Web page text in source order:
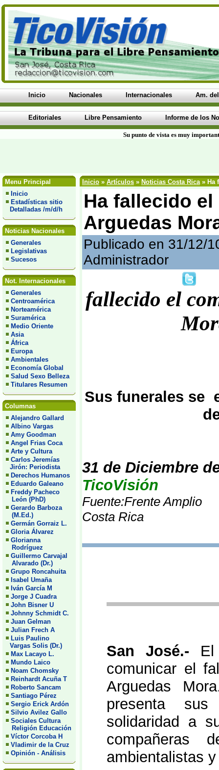
Inicio Nacionales Internacionales Am.
Editoriales Libre Pensamiento Informe de los
Su punto de vista es muy
Menu Principal
Inicio
Estadísticas sitio
Detalladas /m/d/h
Noticias Nacionales
Generales
Legislativas
Sucesos
Not. Internacionales
Generales
Centroamérica
Norteamérica
Suramérica
Medio Oriente
Asia
África
Europa
Ambientales
Economía Global
Salud Sexo Belleza
Titulares Resumen
Columnas
Alejandro Gallard
Albino Vargas
Amy Goodman
Angel Frias Coca
Arte y Cultura
Carlos Jeremías
Jirón: Periodista
Derechos Humanos
Eduardo Galeano
Freddy Pacheco
León (PhD)
Gerardo Barboza
(M.Ed.)
Germán Gorraiz L.
Gloria Álvarez
Glorianna
Rodríguez
Guillermo Carvajal
Alvarado (Dr.)
Grupo Roncahuita
Isabel Umaña
Iván García M
Jorge J Cuadra
John Bisner U
Johnny Schmidt C.
Juan Gelman
Julian Frech A
Luis Paulino
Vargas Solis (Dr.)
Max Lacayo L.
Mundo Laico
Noam Chomsky
Reinhardt Acuña T
Roberto Sancam
Santiago Pérez
Sergio Erick Ardón
Silvio Avilez Gallo
Sociales Cultura
Religión Educación
Víctor Corcoba H
Vladimir de la Cruz
Opinión - Análisis
Inicio » Artículos » Noticias Costa Rica» Ha
Ha fallecido
Arguedas
Publicado en 31/12/
Administrador
fallecido el
Sus funerales se
31 de Diciembre
TicoVisión
Fuente:Frente Amplio
Costa Rica
San José.-
comunicar el
Arguedas
presenta
solidaridad a
compañeras
ambientalistas